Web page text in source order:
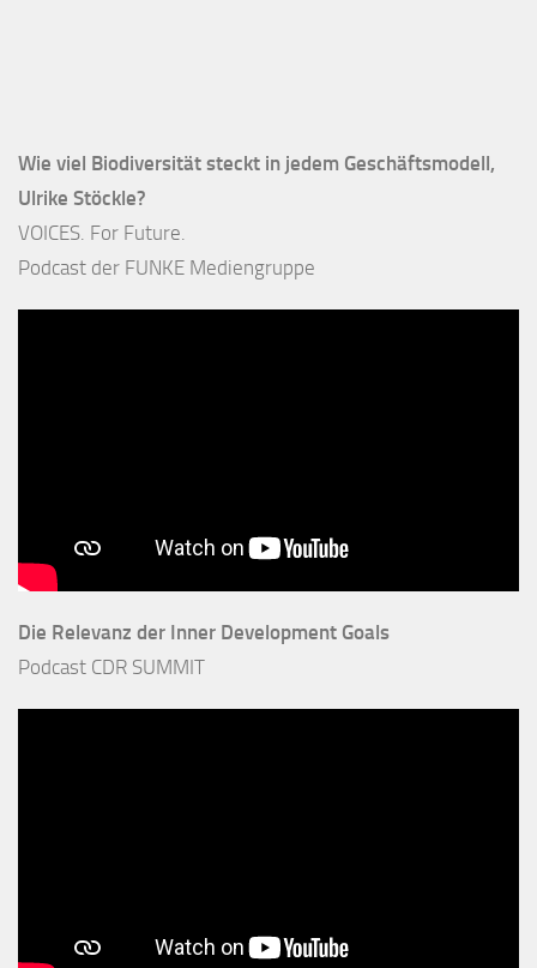
Wie viel Biodiversität steckt in jedem Geschäftsmodell,
Ulrike Stöckle?
VOICES. For Future.
Podcast der FUNKE Mediengruppe
Die Relevanz der Inner Development Goals
Podcast CDR SUMMIT